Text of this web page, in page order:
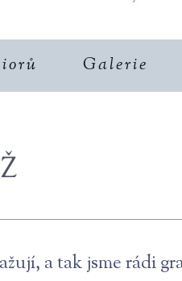
Galerie
a tak jsme rádi